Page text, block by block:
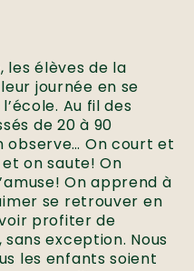
les élèves de la
journée en se
Au fil des
de 20 à 90
observe… On court et
on saute! On
On apprend à
se retrouver en
profiter de
exception. Nous
les enfants soient